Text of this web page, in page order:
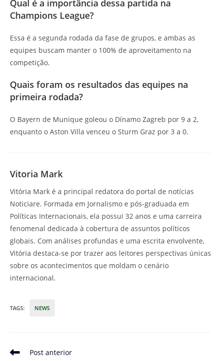
Qual é a importância dessa partida na
Champions League?
Essa é a segunda rodada da fase de grupos, e ambas as
equipes buscam manter o 100% de aproveitamento na
competição.
Quais foram os resultados das equipes na
primeira rodada?
O Bayern de Munique goleou o Dínamo Zagreb por 9 a 2,
enquanto o Aston Villa venceu o Sturm Graz por 3 a 0.
Vitoria Mark
Vitória Mark é a principal redatora do portal de notícias
Noticiare. Formada em Jornalismo e pós-graduada em
Políticas Internacionais, ela possui 32 anos e uma carreira
fenomenal dedicada à cobertura de assuntos políticos
globais. Com análises profundas e uma escrita envolvente,
Vitória destaca-se por trazer aos leitores perspectivas únicas
sobre os acontecimentos que moldam o cenário
internacional.
TAGS: NEWS
Leia
Post anterior